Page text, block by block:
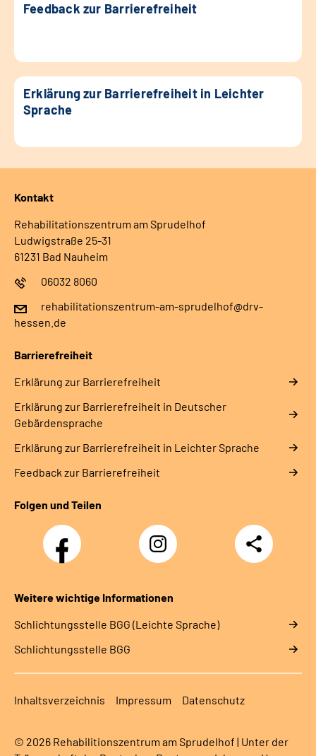
Feedback zur Barrierefreiheit
Erklärung zur Barrierefreiheit in Leichter
Sprache
Kontakt
Rehabilitationszentrum am Sprudelhof
Ludwigstraße 25-31
61231 Bad Nauheim
06032 8060
rehabilitationszentrum-am-sprudelhof@drv-
hessen.de
Barrierefreiheit
Erklärung zur Barrierefreiheit
Erklärung zur Barrierefreiheit in Deutscher
Gebärdensprache
Erklärung zur Barrierefreiheit in Leichter Sprache
Feedback zur Barrierefreiheit
Folgen und Teilen
Facebook-
Kanal
des
Sprudelhof
Instagram-
Kanal
des
Sprudelhof
Teilen
Weitere wichtige Informationen
Schlich­tungs­stel­le BGG (Leichte Sprache)
Schlich­tungs­stel­le BGG
Inhaltsverzeichnis Impressum Datenschutz
© 2026 Rehabilitionszentrum am Sprudelhof | Unter der